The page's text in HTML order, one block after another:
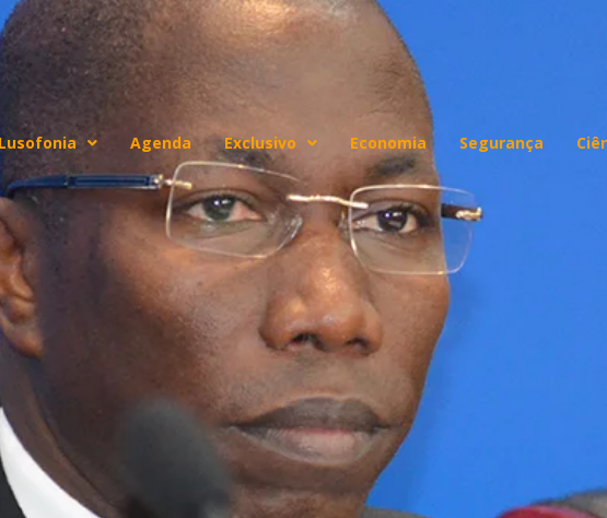
Lusofonia Agenda Exclusivo Economia Segurança